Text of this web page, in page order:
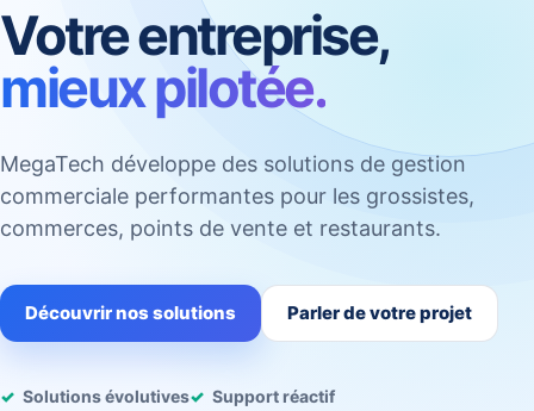
Votre entreprise,
mieux pilotée.
MegaTech développe des solutions de gestion
commerciale performantes pour les grossistes,
commerces, points de vente et restaurants.
Découvrir nos solutions Parler de votre projet
Solutions évolutives
Support réactif